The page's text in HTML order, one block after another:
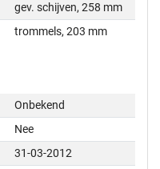
gev. schijven, 258 mm
trommels, 203 mm
Onbekend
Nee
31-03-2012